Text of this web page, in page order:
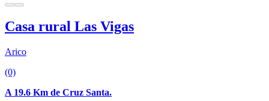
Casa rural Las Vigas
Arico
(0)
A 19.6 Km de Cruz Santa.